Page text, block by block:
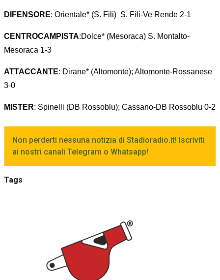
DIFENSORE: Orientale* (S. Fili) S. Fili-Ve Rende 2-1
CENTROCAMPISTA:Dolce* (Mesoraca) S. Montalto-
Mesoraca 1-3
ATTACCANTE: Dirane* (Altomonte); Altomonte-Rossanese
3-0
MISTER: Spinelli (DB Rossoblu); Cassano-DB Rossoblu 0-2
Non perderti nessuna notizia di Stadioradio.it! Iscriviti
ai nostri canali Telegram o Whatsapp!
Tags